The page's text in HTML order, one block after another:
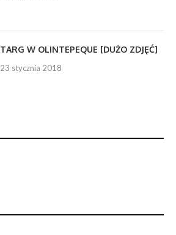
TARG W OLINTEPEQUE [DUŻO ZDJĘĆ]
23 stycznia 2018